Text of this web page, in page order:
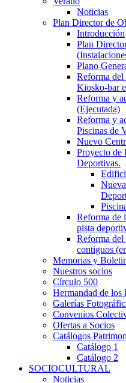
Noticias
Plan Director de
Introducción
Plan
Plano
Reforma del
Kiosko-bar
Reforma y
(Ejecutada)
Reforma y
Piscinas de
Nuevo
Proyecto de
Deportivas.
Reforma de
pista
Reforma del
contiguos
Memorias y
Nuestros socios
Círculo 500
Hermandad de los
Galerías
Convenios
Ofertas a Socios
Catálogos
Catálogo 1
Catálogo 2
SOCIOCULTURAL
Noticias